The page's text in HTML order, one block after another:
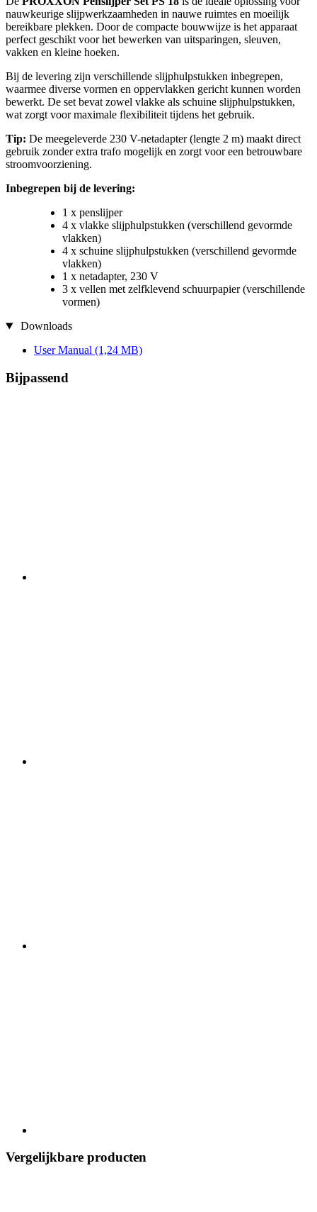
nauwkeurige slijpwerkzaamheden in nauwe ruimtes en moeilijk
bereikbare plekken. Door de compacte bouwwijze is het apparaat
perfect geschikt voor het bewerken van uitsparingen, sleuven,
vakken en kleine hoeken.
Bij de levering zijn verschillende slijphulpstukken inbegrepen,
waarmee diverse vormen en oppervlakken gericht kunnen worden
bewerkt. De set bevat zowel vlakke als schuine slijphulpstukken,
wat zorgt voor maximale flexibiliteit tijdens het gebruik.
Tip: De meegeleverde 230 V-netadapter (lengte 2 m) maakt direct
gebruik zonder extra trafo mogelijk en zorgt voor een betrouwbare
stroomvoorziening.
Inbegrepen bij de levering:
1 x penslijper
4 x vlakke slijphulpstukken (verschillend gevormde
vlakken)
4 x schuine slijphulpstukken (verschillend gevormde
vlakken)
1 x netadapter, 230 V
3 x vellen met zelfklevend schuurpapier (verschillende
vormen)
Downloads
User Manual (1,24 MB)
Bijpassend
Vergelijkbare producten